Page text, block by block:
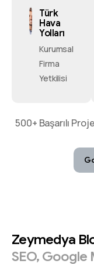
Türk
Hava
Yolları
Kurumsal
Firma
Yetkilisi
500+ Başarılı
Zeymedya
SEO, Google